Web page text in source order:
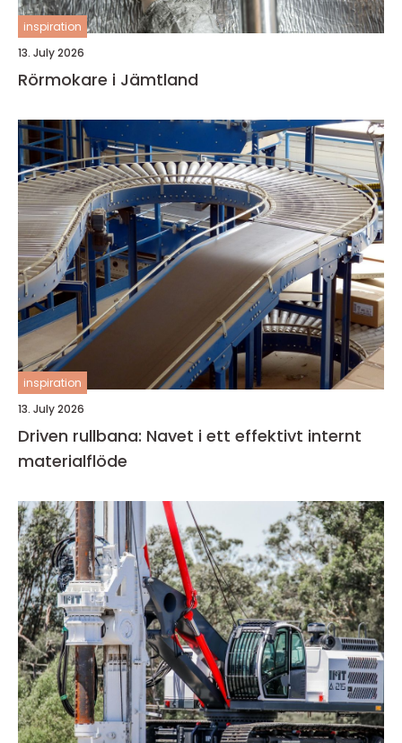
inspiration
13. July 2026
Rörmokare i Jämtland
inspiration
13. July 2026
Driven rullbana: Navet i ett effektivt internt
materialflöde